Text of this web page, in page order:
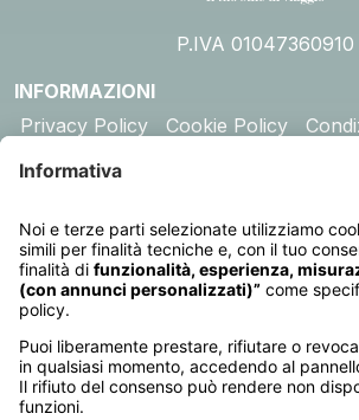
P.IVA 01047360910
INFORMAZIONI
Privacy Policy
Cookie Policy
Assicurazione
DESTINAZIONI
Australia
Cambogia Canada Egitto
Madagascar Maldive Malesia e